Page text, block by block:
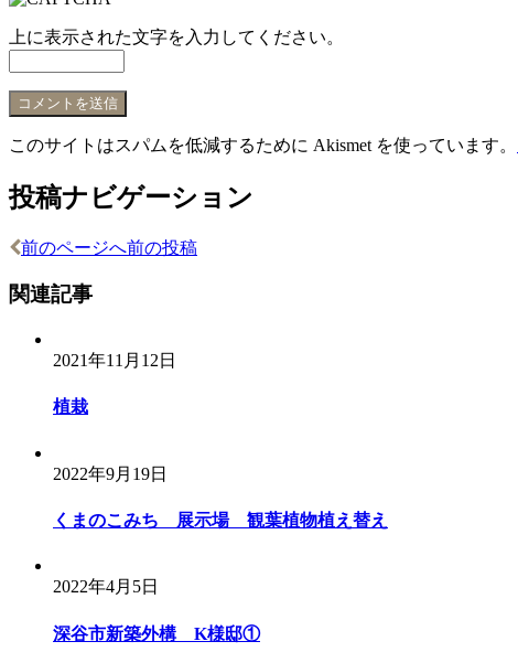
上に表示された文字を入力してください。
このサイトはスパムを低減するために Akismet を使っています。
投稿ナビゲーション
前のページへ前の投稿
関連記事
2021年11月12日
植栽
2022年9月19日
くまのこみち 展示場 観葉植物植え替え
2022年4月5日
深谷市新築外構 K様邸①